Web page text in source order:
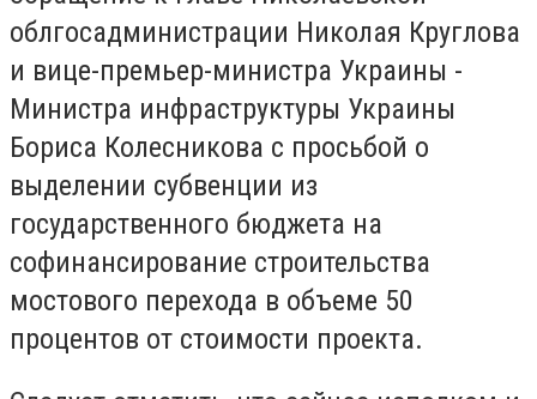
облгосадминистрации Николая Круглова
и вице-премьер-министра Украины -
Министра инфраструктуры Украины
Бориса Колесникова с просьбой о
выделении субвенции из
государственного бюджета на
софинансирование строительства
мостового перехода в объеме 50
процентов от стоимости проекта.